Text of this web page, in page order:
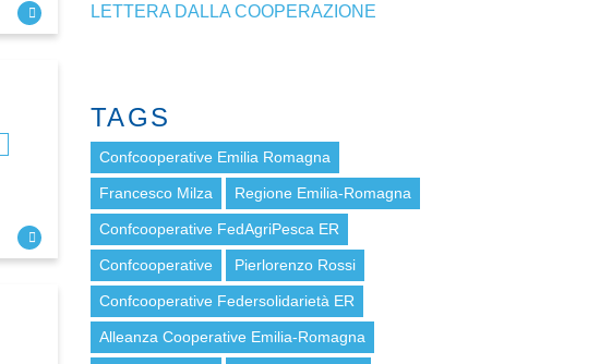
LETTERA DALLA COOPERAZIONE
TAGS
Confcooperative Emilia Romagna
Francesco Milza Regione Emilia-Romagna
Confcooperative FedAgriPesca ER
Confcooperative Pierlorenzo Rossi
Confcooperative Federsolidarietà ER
Alleanza Cooperative Emilia-Romagna